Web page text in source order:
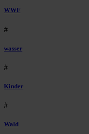
WWF
#
wasser
#
Kinder
#
Wald